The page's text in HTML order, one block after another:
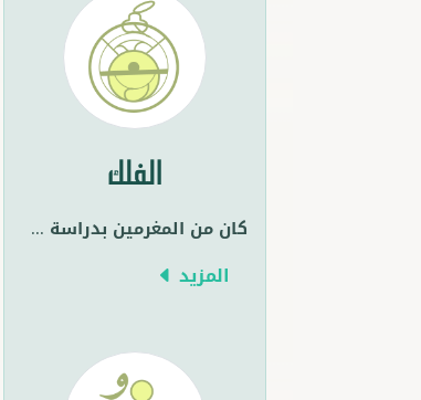
الفلك
كان من المغرمين بدراسة ...
المزيد